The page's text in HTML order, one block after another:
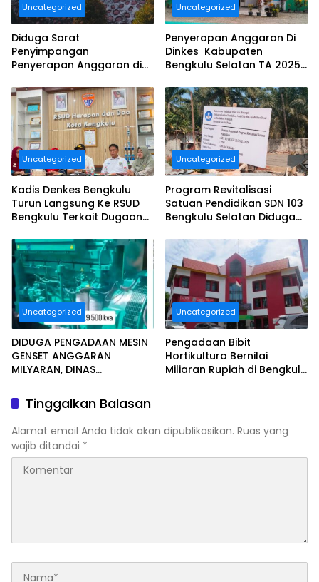
Uncategorized
Diduga Sarat
Penyimpangan
Penyerapan Anggaran di
HOLTIKULTURA DAN
PERKEBUNAN PROVINSI
BENGKULU Tahun
Anggaran 2025 Resmi
Dilaporkan
Uncategorized
Penyerapan Anggaran Di
Dinkes Kabupaten
Bengkulu Selatan TA 2025
Ajang Korupsi, Dan Segera
Dilaporkan.
Uncategorized
Kadis Denkes Bengkulu
Turun Langsung Ke RSUD
Bengkulu Terkait Dugaan
Maksimal..
Uncategorized
Program Revitalisasi
Satuan Pendidikan SDN 103
Bengkulu Selatan Diduga
Uncategorized
DIDUGA PENGADAAN MESIN
GENSET ANGGARAN
MILYARAN, DINAS
SELATAN MENDAPAT
SOROTAN MASYARAKAT
RELASI PUBLIK.
Uncategorized
Pengadaan Bibit
Hortikultura Bernilai
Miliaran Rupiah di Bengkulu
Tinggalkan Balasan
Alamat email Anda tidak akan dipublikasikan. Ruas yang
wajib ditandai *